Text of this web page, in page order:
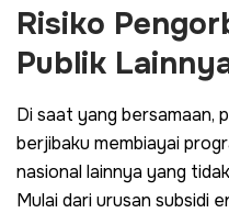
Risiko
Publik
Di saat yang bersamaan,
berjibaku membiayai
nasional lainnya yang
Mulai dari urusan subsidi